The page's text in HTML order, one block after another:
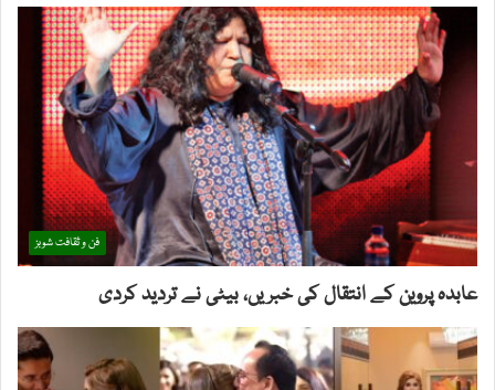
فن و ثقافت شوبز
عابدہ پروین کے انتقال کی خبریں، بیٹی نے تردید کردی